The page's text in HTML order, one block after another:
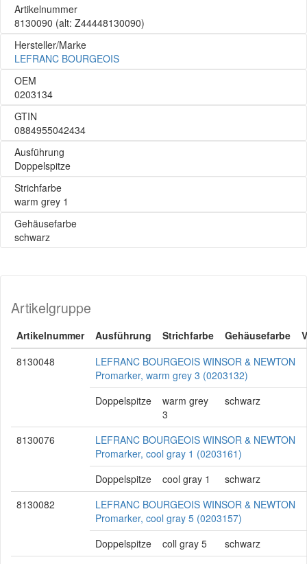
Artikelnummer
8130090 (alt: Z44448130090)
Hersteller/Marke
LEFRANC BOURGEOIS
OEM
0203134
GTIN
0884955042434
Ausführung
Doppelspitze
Strichfarbe
warm grey 1
Gehäusefarbe
schwarz
Artikelgruppe
Artikelnummer Ausführung Strichfarbe Gehäusefarbe
8130048
LEFRANC BOURGEOIS WINSOR & NEWTON
Promarker, warm grey 3 (0203132)
Doppelspitze
warm grey
3
schwarz
8130076
LEFRANC BOURGEOIS WINSOR & NEWTON
Promarker, cool gray 1 (0203161)
Doppelspitze
cool gray 1
schwarz
8130082
LEFRANC BOURGEOIS WINSOR & NEWTON
Promarker, cool gray 5 (0203157)
Doppelspitze
coll gray 5
schwarz